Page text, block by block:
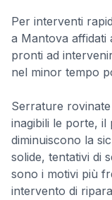
Per interventi
a Mantova affidati
pronti ad
nel minor tempo
Serrature
inagibili le porte, il
diminuiscono la
solide, tentativi di
sono i motivi più
intervento di